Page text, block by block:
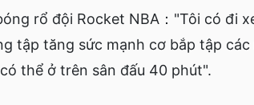
rổ đội Rocket NBA："Tôi có đi
tập tăng sức mạnh cơ bắp tập
thể ở trên sân đấu 40 phút".